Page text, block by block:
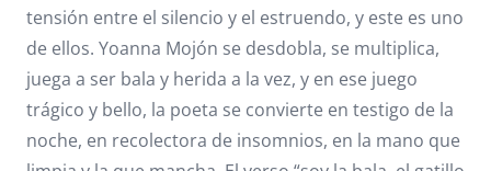
tensión entre el silencio y el estruendo, y este es uno
de ellos. Yoanna Mojón se desdobla, se multiplica,
juega a ser bala y herida a la vez, y en ese juego
trágico y bello, la poeta se convierte en testigo de la
noche, en recolectora de insomnios, en la mano que